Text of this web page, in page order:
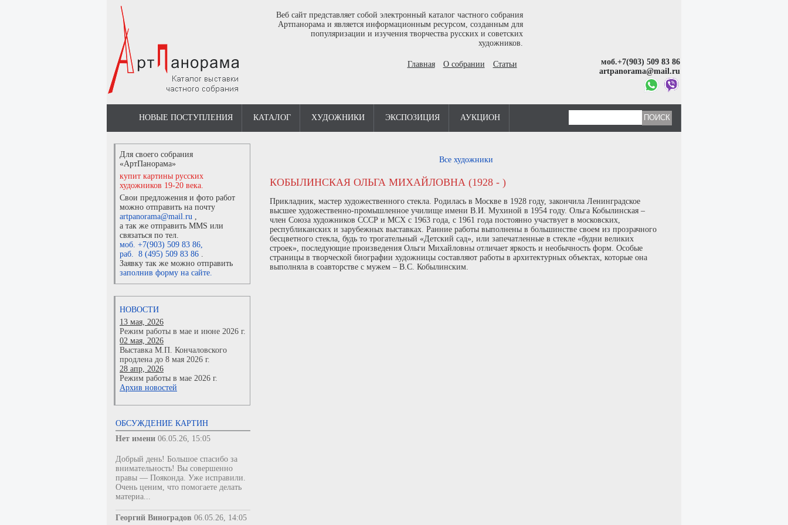
Веб сайт представляет собой электронный каталог частного собрания
Артпанорама и является информационным ресурсом, созданным для
популяризации и изучения творчества русских и советских
художников.
Главная О собрании Статьи
моб.+7(903) 509 83 86
artpanorama@mail.ru
НОВЫЕ ПОСТУПЛЕНИЯ КАТАЛОГ ХУДОЖНИКИ ЭКСПОЗИЦИЯ АУКЦИОН
Для своего собрания
«АртПанорама»
купит картины русских
художников 19-20 века.
Свои предложения и фото работ
можно отправить на почту
artpanorama@mail.ru ,
а так же отправить MMS или
связаться по тел.
моб. +7(903) 509 83 86,
раб. 8 (495) 509 83 86 .
Заявку так же можно отправить
заполнив форму на сайте.
НОВОСТИ
13 мая, 2026
Режим работы в мае и июне 2026 г.
02 мая, 2026
Выставка М.П. Кончаловского
продлена до 8 мая 2026 г.
28 апр, 2026
Режим работы в мае 2026 г.
Архив новостей
ОБСУЖДЕНИЕ КАРТИН
Нет имени 06.05.26, 15:05
Добрый день! Большое спасибо за
внимательность! Вы совершенно
правы — Пояконда. Уже исправили.
Очень ценим, что помогаете делать
материа...
Георгий Виноградов 06.05.26, 14:05
Все художники
КОБЫЛИНСКАЯ ОЛЬГА МИХАЙЛОВНА (1928 - )
Прикладник, мастер художественного стекла. Родилась в Москве в 1928 году, закончила Ленинградское
высшее художественно-промышленное училище имени В.И. Мухиной в 1954 году. Ольга Кобылинская –
член Союза художников СССР и МСХ с 1963 года, с 1961 года постоянно участвует в московских,
республиканских и зарубежных выставках. Ранние работы выполнены в большинстве своем из прозрачного
бесцветного стекла, будь то трогательный «Детский сад», или запечатленные в стекле «будни великих
строек», последующие произведения Ольги Михайловны отличает яркость и необычность форм. Особые
страницы в творческой биографии художницы составляют работы в архитектурных объектах, которые она
выполняла в соавторстве с мужем – В.С. Кобылинским.